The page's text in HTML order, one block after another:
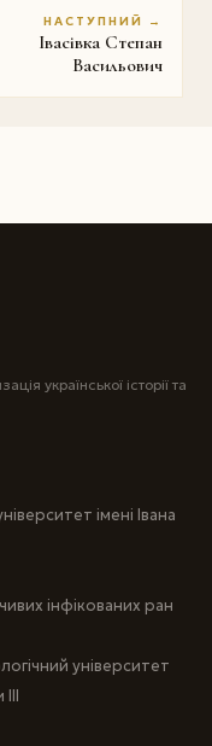
НАСТУПНИЙ →
Івасівка Степан
Васильович
української історії та
імені Івана
інфікованих ран
університет
III